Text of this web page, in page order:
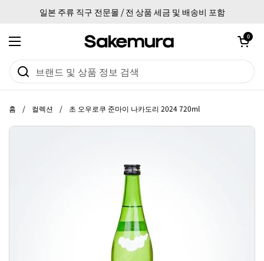
일본 주류 직구 전문몰 / 전 상품 세금 및 배송비 포함
메뉴 열기
카트 열기
0
홈 / 컬렉션 / 초 오우로쿠 준마이 나카도리 2024 720ml